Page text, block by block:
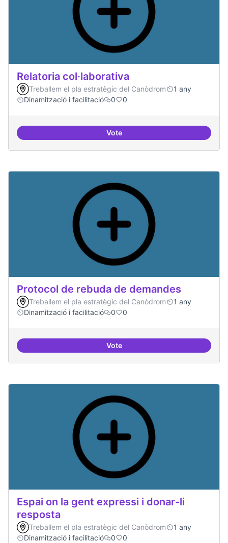
Relatoria col·laborativa
Treballem el pla estratègic del Canòdrom
1 any
Dinamització i facilitació
0 0
VoteRelatoria col·laborativa
Protocol de rebuda de demandes
Treballem el pla estratègic del Canòdrom
1 any
Dinamització i facilitació
0 0
VoteProtocol de rebuda de demandes
Espai on la gent expressi i donar-li
resposta
Treballem el pla estratègic del Canòdrom
1 any
Dinamització i facilitació
0 0